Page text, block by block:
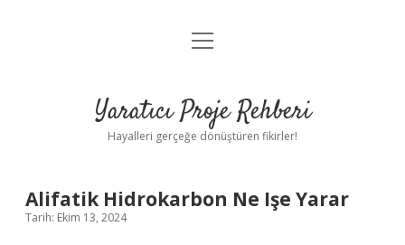
Anasayfa
Yasal Uyarı
menüyü
Yaratıcı Proje Rehberi
Hayalleri gerçeğe dönüştüren fikirler!
Alifatik Hidrokarbon Ne Işe Yarar
Tarih: Ekim 13, 2024